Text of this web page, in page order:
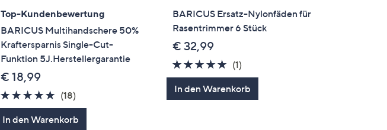
Top-Kundenbewertung
BARICUS Multihandschere 50%
Kraftersparnis Single-Cut-
Funktion 5J.Herstellergarantie
€ 18,99
4.8
von
5
(18)
Bewertungen
In den Warenkorb
BARICUS Ersatz-Nylonfäden für
Rasentrimmer 6 Stück
€ 32,99
5.0
von
5
(1)
Bewertungen
In den Warenkorb